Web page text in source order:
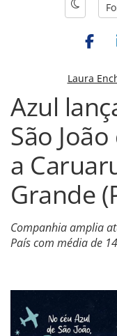
Laura
Azul
São
a
Grande
Companhia amplia
País com média de